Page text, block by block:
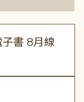
書 8月線